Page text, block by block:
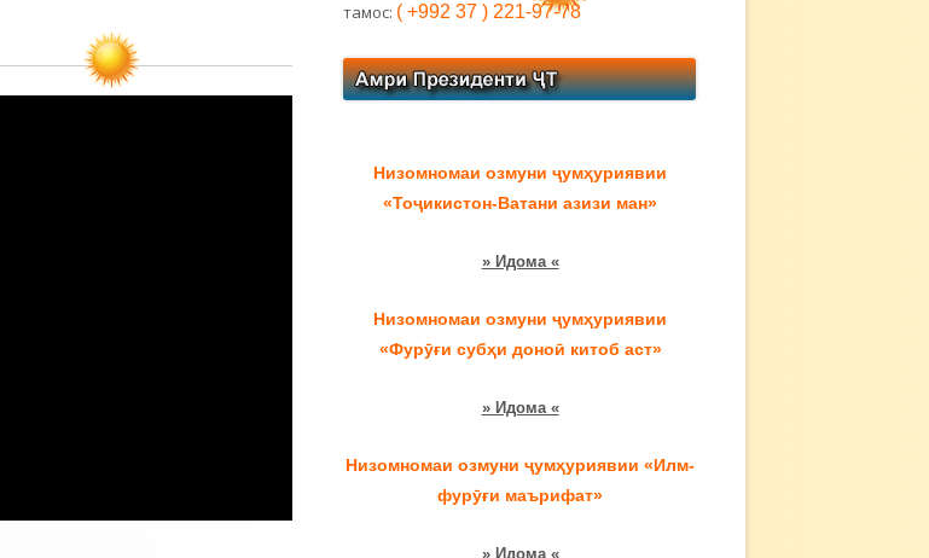
тамос: ( +992 37 ) 221-97-78
Низомномаи озмуни ҷумҳуриявии
«Тоҷикистон-Ватани азизи ман»
» Идома «
Низомномаи озмуни ҷумҳуриявии
«Фурӯғи субҳи доноӣ китоб аст»
» Идома «
Низомномаи озмуни ҷумҳуриявии «Илм-
фурӯғи маърифат»
» Идома «